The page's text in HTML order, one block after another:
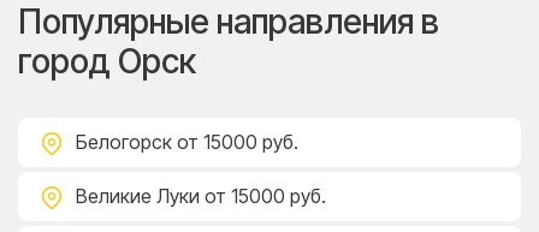
Популярные направления в
город Орск
Белогорск от 15000 руб.
Великие Луки от 15000 руб.